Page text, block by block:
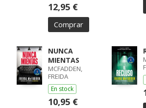
12,95 €
Comprar
NUNCA
MIENTAS
MCFADDEN,
FREIDA
En stock
10,95 €